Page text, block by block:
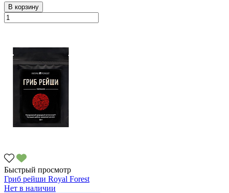
В корзину
Быстрый просмотр
Гриб рейши Royal Forest
Нет в наличии